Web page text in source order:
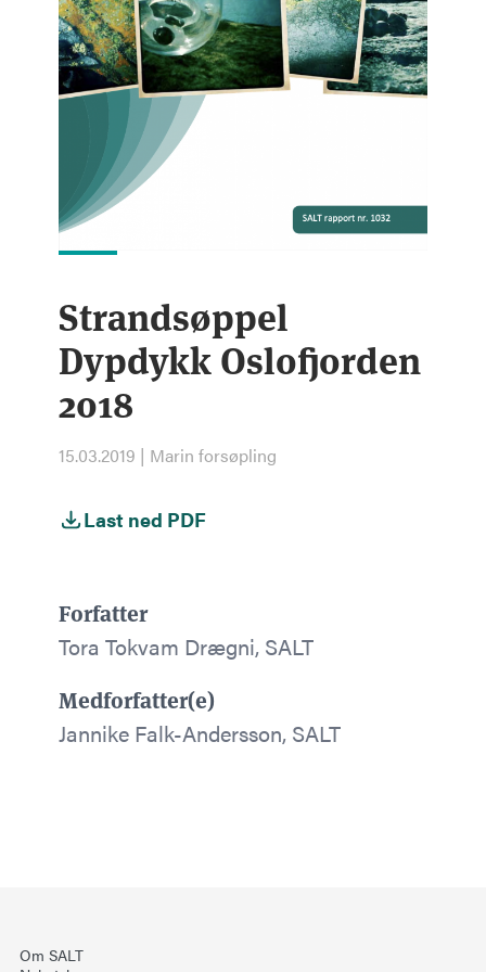
Strandsøppel
Dypdykk Oslofjorden
2018
15.03.2019 | Marin forsøpling
Last ned PDF
Forfatter
Tora Tokvam Drægni, SALT
Medforfatter(e)
Jannike Falk-Andersson, SALT
Om SALT